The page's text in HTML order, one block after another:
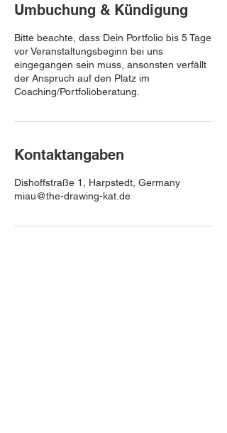
Umbuchung & Kündigung
Bitte beachte, dass Dein Portfolio bis 5 Tage
vor Veranstaltungsbeginn bei uns
eingegangen sein muss, ansonsten verfällt
der Anspruch auf den Platz im
Coaching/Portfolioberatung.
Kontaktangaben
Dishoffstraße 1, Harpstedt, Germany
miau@the-drawing-kat.de